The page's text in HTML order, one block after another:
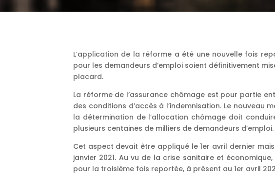
L’application de la réforme a été une nouvelle fois
pour les demandeurs d’emploi soient définitivement
placard.
La réforme de l’assurance chômage est pour partie
des conditions d’accès à l’indemnisation. Le
la détermination de l’allocation chômage doit
plusieurs centaines de milliers de demandeurs d’emploi.
Cet aspect devait être appliqué le 1er avril dernier
janvier 2021. Au vu de la crise sanitaire et
pour la troisième fois reportée, à présent au 1er avril